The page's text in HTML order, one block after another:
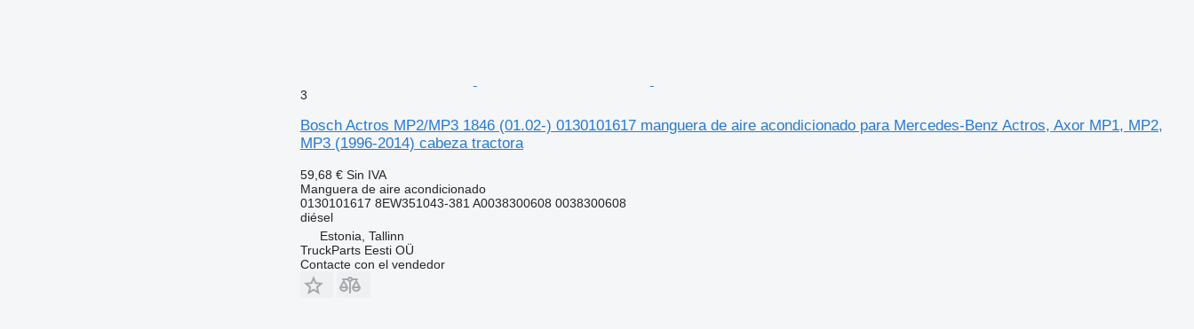
3
Bosch Actros MP2/MP3 1846 (01.02-) 0130101617 manguera de aire acondicionado para Mercedes-Benz Actros, Axor MP1, MP2,
MP3 (1996-2014) cabeza tractora
59,68 € Sin IVA
Manguera de aire acondicionado
0130101617 8EW351043-381 A0038300608 0038300608
diésel
Estonia, Tallinn
TruckParts Eesti OÜ
Contacte con el vendedor